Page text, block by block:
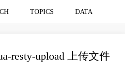
TOPICS DATA
resty-upload 上传文件